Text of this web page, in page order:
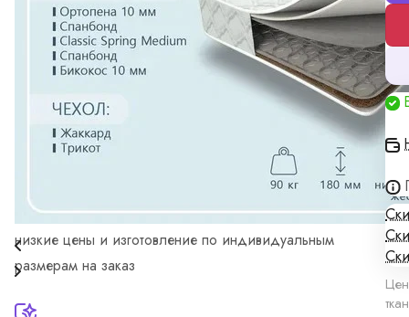
Матрас "Мотив"
Грамотная поддержка
Наши специалисты -
профессионалы
Мы производительА это значит можем предложить
низкие цены и изготовление по индивидуальным
размерам на заказ